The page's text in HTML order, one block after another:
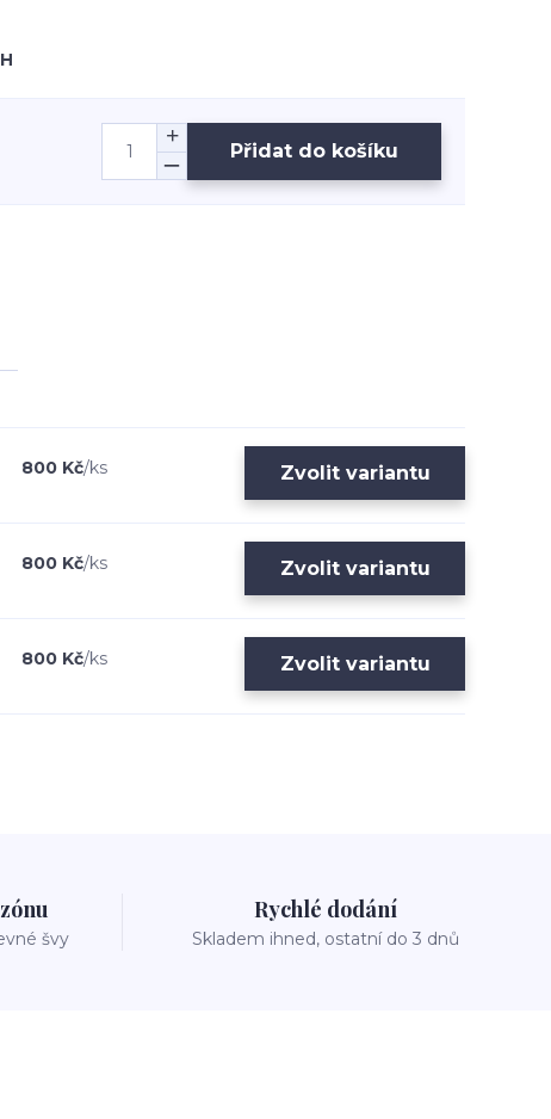
Přidat do košíku
800 Kč/ks Zvolit variantu
800 Kč/ks Zvolit variantu
800 Kč/ks Zvolit variantu
švy
Rychlé dodání
Skladem ihned, ostatní do 3 dnů